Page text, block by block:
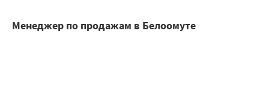
Менеджер по продажам в Белоомуте